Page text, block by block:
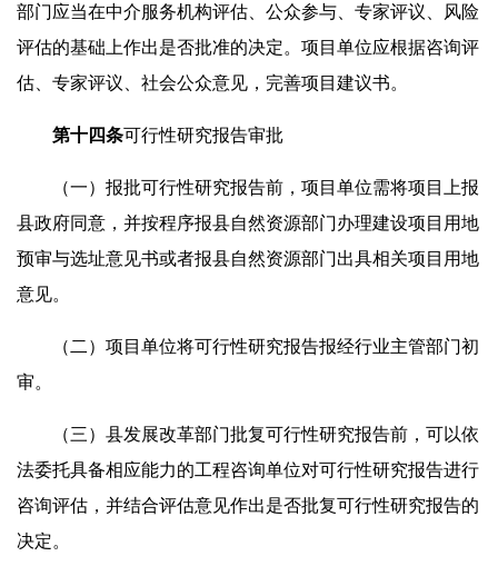
部门应当在中介服务机构评估、公众参与、专家评议、风险
评估的基础上作出是否批准的决定。项目单位应根据咨询评
估、专家评议、社会公众意见，完善项目建议书。
第十四条可行性研究报告审批
（一）报批可行性研究报告前，项目单位需将项目上报
县政府同意，并按程序报县自然资源部门办理建设项目用地
预审与选址意见书或者报县自然资源部门出具相关项目用地
意见。
（二）项目单位将可行性研究报告报经行业主管部门初
审。
（三）县发展改革部门批复可行性研究报告前，可以依
法委托具备相应能力的工程咨询单位对可行性研究报告进行
咨询评估，并结合评估意见作出是否批复可行性研究报告的
决定。